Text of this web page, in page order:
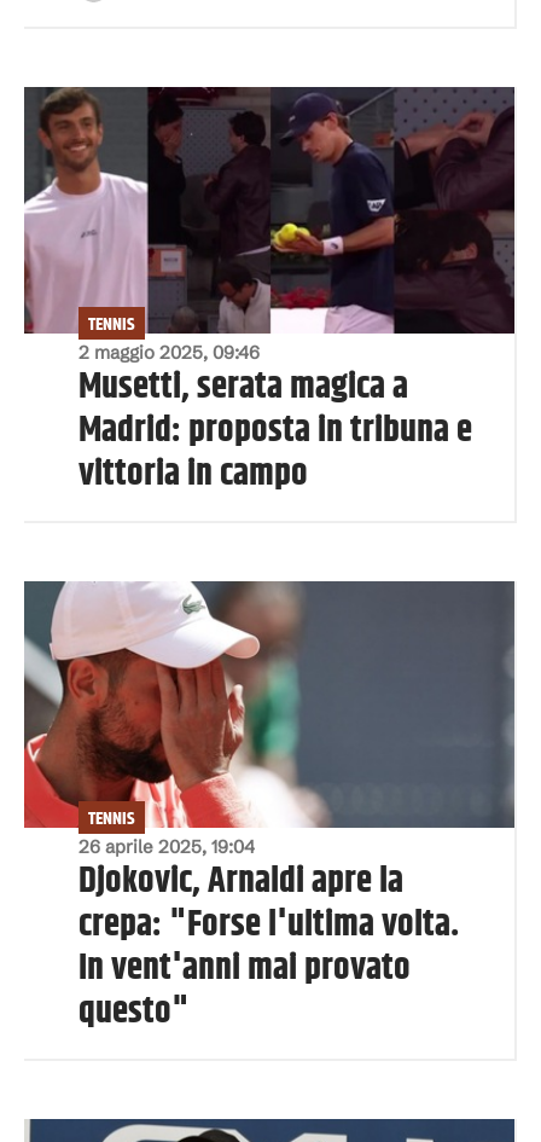
2 maggio 2025, 09:46
TENNIS
Musetti, serata magica a
Madrid: proposta in tribuna e
vittoria in campo
26 aprile 2025, 19:04
TENNIS
Djokovic, Arnaldi apre la
crepa: "Forse l'ultima volta.
In vent'anni mai provato
questo"